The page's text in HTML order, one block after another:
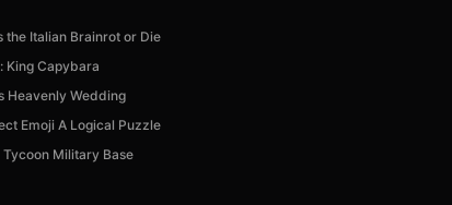
the Italian Brainrot or Die
King Capybara
Heavenly Wedding
Emoji A Logical Puzzle
Military Base